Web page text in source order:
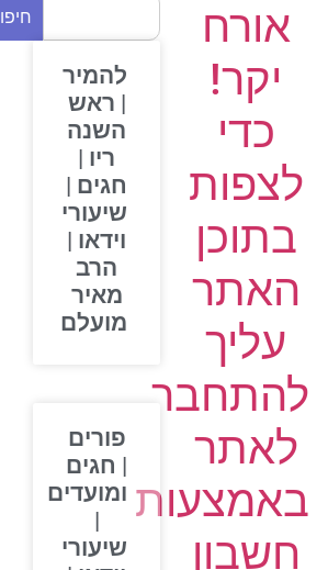
אורח
יקר!
כדי
לצפות
בתוכן
האתר
עליך
להתחבר
לאתר
באמצעות
חשבון
חיפוש
להמיר
| ראש
השנה
ריו |
חגים |
שיעורי
וידאו |
הרב
מאיר
מועלם
פורים
| חגים
ומועדים
שיעורי